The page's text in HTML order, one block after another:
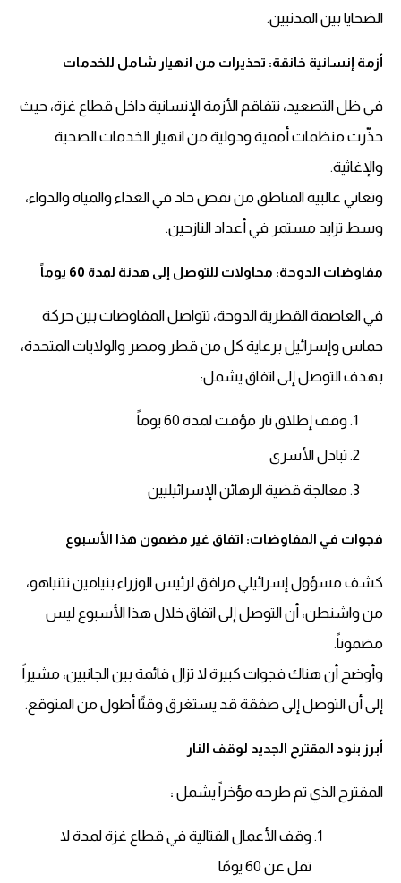
الضحايا بين المدنيين.
أزمة إنسانية خانقة: تحذيرات من انهيار شامل للخدمات
في ظل التصعيد، تتفاقم الأزمة الإنسانية داخل قطاع غزة، حيث
حذّرت منظمات أممية ودولية من انهيار الخدمات الصحية
والإغاثية.
وتعاني غالبية المناطق من نقص حاد في الغذاء والمياه والدواء،
وسط تزايد مستمر في أعداد النازحين.
مفاوضات الدوحة: محاولات للتوصل إلى هدنة لمدة 60 يوماً
في العاصمة القطرية الدوحة، تتواصل المفاوضات بين حركة
حماس وإسرائيل برعاية كل من قطر ومصر والولايات المتحدة،
بهدف التوصل إلى اتفاق يشمل:
وقف إطلاق نار مؤقت لمدة 60 يوماً
تبادل الأسرى
معالجة قضية الرهائن الإسرائيليين
فجوات في المفاوضات: اتفاق غير مضمون هذا الأسبوع
كشف مسؤول إسرائيلي مرافق لرئيس الوزراء بنيامين نتنياهو،
من واشنطن، أن التوصل إلى اتفاق خلال هذا الأسبوع ليس
مضموناً.
وأوضح أن هناك فجوات كبيرة لا تزال قائمة بين الجانبين، مشيراً
إلى أن التوصل إلى صفقة قد يستغرق وقتًا أطول من المتوقع.
أبرز بنود المقترح الجديد لوقف النار
المقترح الذي تم طرحه مؤخراً يشمل :
وقف الأعمال القتالية في قطاع غزة لمدة لا
تقل عن 60 يومًا